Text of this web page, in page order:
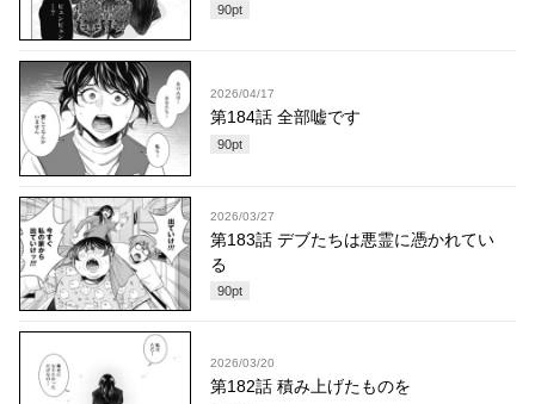
90pt
2026/04/17
第184話 全部嘘です
90pt
2026/03/27
第183話 デブたちは悪霊に憑かれてい
る
90pt
2026/03/20
第182話 積み上げたものを